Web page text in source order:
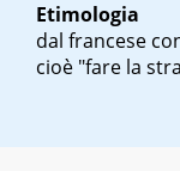
Etimologia
dal francese
cioè "fare la